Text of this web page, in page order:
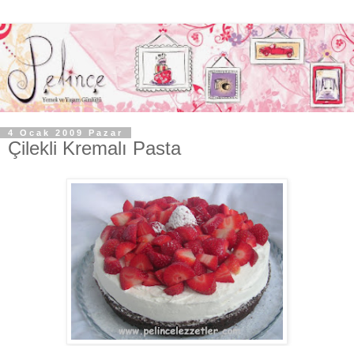
4 Ocak 2009 Pazar
Çilekli Kremalı Pasta